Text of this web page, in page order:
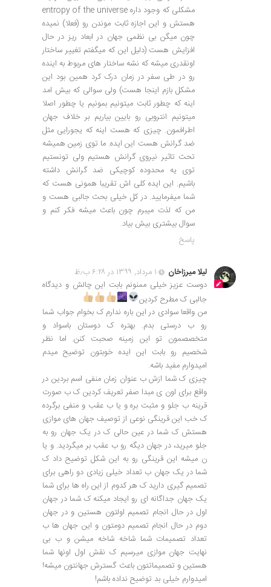
مشکلی که وجود داره entropy of the universe
هستش و این اجازه ثابت موندن رو (فعلا) نمیده
چون میگن بی نظمی جهان در ابعاد ریز در حال
افزایش هست (دلیل این که میگفتم تغییر ساختار
اونقدری میشه که نشه ساختار های مربوط به اینده
رو در طی سفر در زمان درک کرد همین بود این
مشکل بازم اینجا هست) ولی سوالی که بیش امد
اینه که چطور ثابت میتونیم بمونیم یا چطور اصلا
میتونیم انتروبی رو بایین بیاریم بر خلاف جهان
اطرافمون. چیزی که هست اینه که یجورایی مثل
ضد گرانش هست این ایده. ما توی زمین همیشه
تحث تاثیر نیروی گرانش هستیم ولی تونستیم
توی یه محدوده کوچیکی ضد گرانش داشته
باشیم. این ایده کلی اش تقریبا همونی هست که
شما میفرمایید. در کل خیلی بحث جالبی هست و
من که لذت میبرم چون باعث میشه فکر کنم و
سوال بیشتری بیش بیاد.
پاسخ
لیلا میرزاخان
۱ مرداد, ۱۳۹۹ در ۶:۲۸ ب٫ظ
دوست عزیز خیلی ممنونم بابت این چالش و دیدگاه
جالبی ک مطرح کردین
من واقعا سوادی در این باره ندارم ک بخوام جواب شما
رو ب درستی بدم. بهتره ک دوستان باسواد و
متخصصمون تو این زمینه صحبت کنن. اما نظر
شخصیم رو بابت این ایده خوبتون توضیح میدم
امیدوارم مفید باشه.
چیزی ک شما ازش ب عنوان زمان منفی اسم بردین در
واقع برای اون ی مبدا صفر تعریف کردین ک ب صورت
قرینه ب جلو و مثبت بره و یا ب عقب و منفی برگرده
ک خب این قرینگی نوعی از توصیف جهان های موازی
هستش ک شما در عین حالی ک در یک جهان رو به
جلو میرید، در جهان دیگه رو ب عقب بر میگردید. و یا
ن میشه این قرینگی رو به این شکل توضیح داد ک
شما در یک جهان ب تعداد خیلی زیادی دو راهی برای
تصمیم گیری دارید ک هر کدوم از این راه ها برای شما
یک جهان جداگانه ای رو ایجاد میکنه ک شما در جهان
اول در حال انجام تصمیم اولتون هستین و در جهان
دوم در حال انجام تصمیم دومتون و این جهان ها ب
تعداد تصمیمات شما شاخه شاخه میشن و ب بی
نهایت جهان موازی میرسیم ک نقش اول اونها شما
هستین و تصمیماتتون باعث گسترش جهانتون میشه!
امیدوارم خیلی بد توضیح نداده باشم!